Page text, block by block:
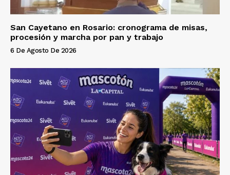
San Cayetano en Rosario: cronograma de misas,
procesión y marcha por pan y trabajo
6 De Agosto De 2026